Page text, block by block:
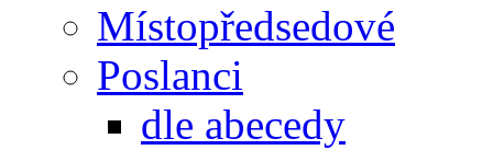
Místopředsedové
Poslanci
dle abecedy